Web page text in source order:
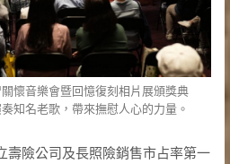
懷音樂會暨回憶復刻相片展頒獎典
知名老歌，帶來撫慰人心的力量。
壽險公司及長照險銷售市占率第一